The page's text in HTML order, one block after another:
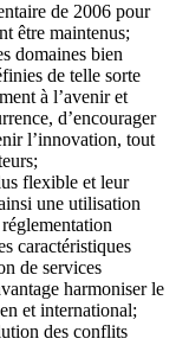
de 2006 pour
être maintenus;
domaines bien
de telle sorte
à l’avenir et
d’encourager
l’innovation, tout
flexible et leur
une utilisation
caractéristiques
de services
harmoniser le
et international;
des conflits